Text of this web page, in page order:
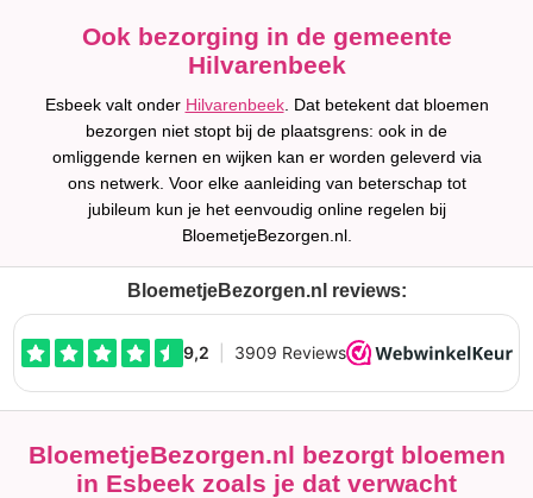
Ook bezorging in de gemeente
Hilvarenbeek
Esbeek valt onder Hilvarenbeek. Dat betekent dat bloemen
bezorgen niet stopt bij de plaatsgrens: ook in de
omliggende kernen en wijken kan er worden geleverd via
ons netwerk. Voor elke aanleiding van beterschap tot
jubileum kun je het eenvoudig online regelen bij
BloemetjeBezorgen.nl.
BloemetjeBezorgen.nl reviews:
BloemetjeBezorgen.nl bezorgt bloemen
in Esbeek zoals je dat verwacht